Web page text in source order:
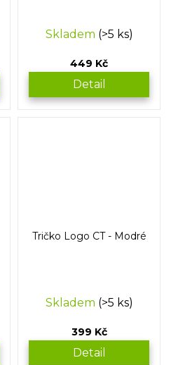
Skladem (>5 ks)
449 Kč
Detail
Tričko Logo CT - Modré
Skladem (>5 ks)
399 Kč
Detail